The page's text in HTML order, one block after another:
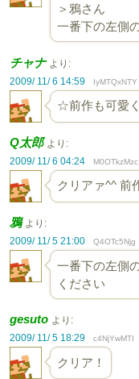
＞鴉さん
一番下の左側
チャナ より:
2009/ 11/ 6 14:59
IyMTQxNTY
☆前作も可愛
Q太郎 より:
2009/ 11/ 6 04:24
M0OTkzMzc
クリアァ^^ 前
鴉 より:
2009/ 11/ 5 21:00
Q4OTc5Njg
一番下の左側
ください
gesuto より:
2009/ 11/ 5 18:29
c4NjYwMTI
クリア！